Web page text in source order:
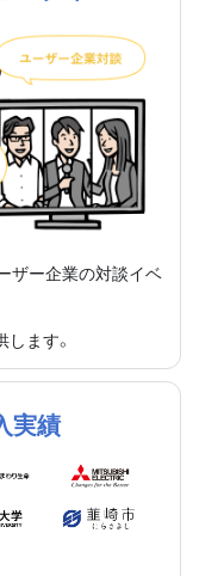
ザー企業の対談イベ
ます。
実績